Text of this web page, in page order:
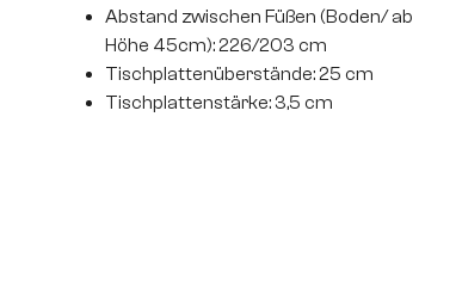
Abstand zwischen Füßen (Boden/ ab
Höhe 45cm): 226/203 cm
Tischplattenüberstände: 25 cm
Tischplattenstärke: 3,5 cm